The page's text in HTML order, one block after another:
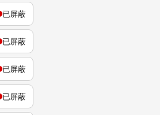
已屏蔽
已屏蔽
已屏蔽
已屏蔽